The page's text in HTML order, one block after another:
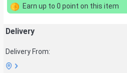
Earn up to 0 point on this item
Delivery
Delivery From: